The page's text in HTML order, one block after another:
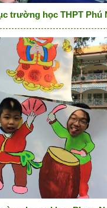
trường học THPT Phú